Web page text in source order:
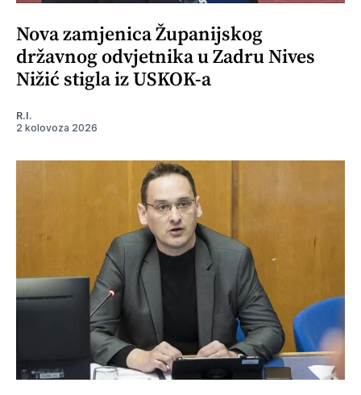
Nova zamjenica Županijskog
državnog odvjetnika u Zadru Nives
Nižić stigla iz USKOK-a
R.I.
2 kolovoza 2026